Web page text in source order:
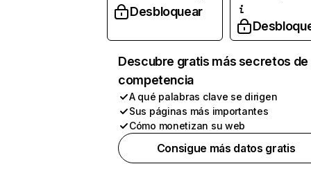
Desbloquear
Descubre gratis más secretos de
competencia
A qué palabras clave se dirigen
Sus páginas más importantes
Cómo monetizan su web
Consigue más datos gratis